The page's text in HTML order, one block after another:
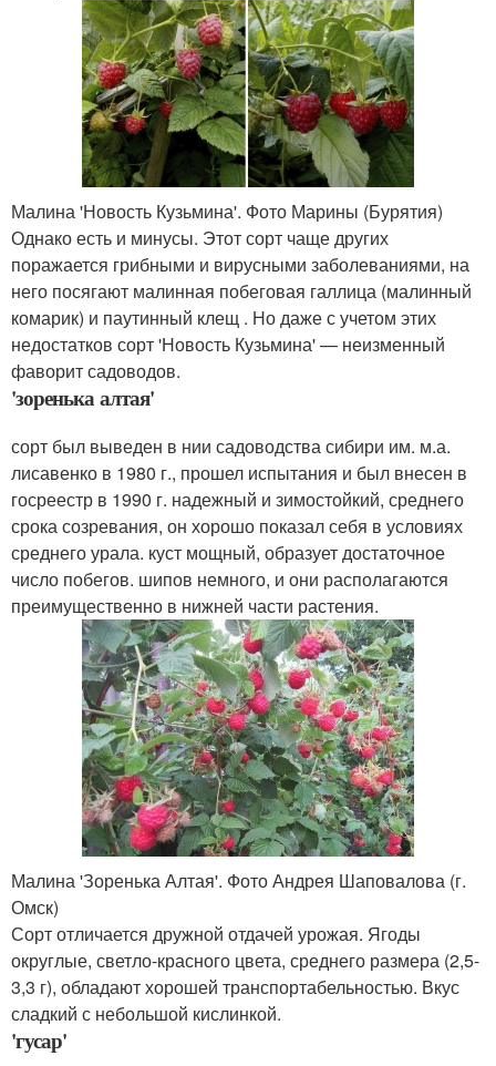
Малина 'Новость Кузьмина'. Фото Марины (Бурятия)
Однако есть и минусы. Этот сорт чаще других
поражается грибными и вирусными заболеваниями, на
него посягают малинная побеговая галлица (малинный
комарик) и паутинный клещ . Но даже с учетом этих
недостатков сорт 'Новость Кузьмина' — неизменный
фаворит садоводов.
'зоренька алтая'
сорт был выведен в нии садоводства сибири им. м.а.
лисавенко в 1980 г., прошел испытания и был внесен в
госреестр в 1990 г. надежный и зимостойкий, среднего
срока созревания, он хорошо показал себя в условиях
среднего урала. куст мощный, образует достаточное
число побегов. шипов немного, и они располагаются
преимущественно в нижней части растения.
Малина 'Зоренька Алтая'. Фото Андрея Шаповалова (г.
Омск)
Сорт отличается дружной отдачей урожая. Ягоды
округлые, светло-красного цвета, среднего размера (2,5-
3,3 г), обладают хорошей транспортабельностью. Вкус
сладкий с небольшой кислинкой.
'гусар'